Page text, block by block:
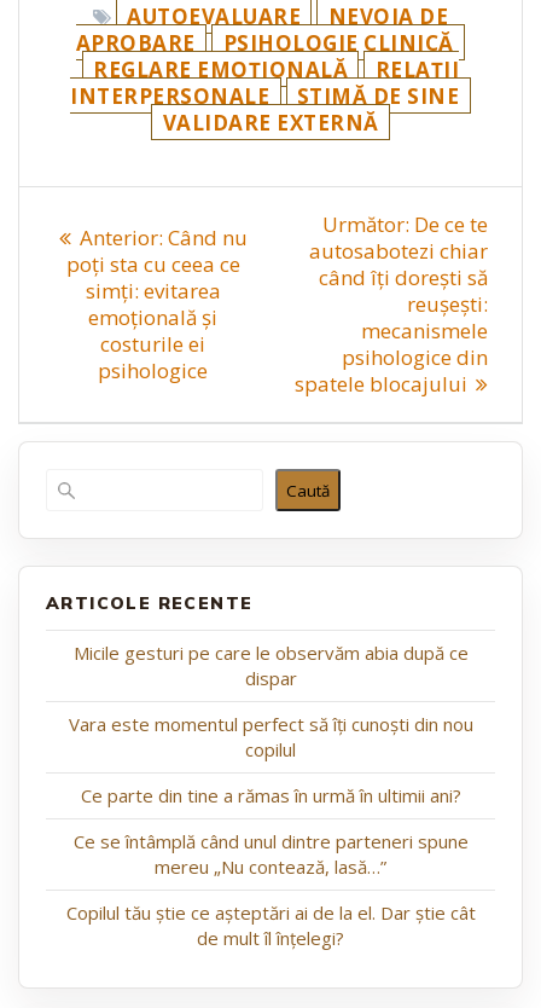
AUTOEVALUARE
NEVOIA DE
APROBARE
PSIHOLOGIE CLINICĂ
REGLARE EMOȚIONALĂ
RELAȚII
INTERPERSONALE
STIMĂ DE SINE
VALIDARE EXTERNĂ
în
articole
Anterior: Articolul
anterior:
Când nu
poți sta cu ceea ce
simți: evitarea
emoțională și
costurile ei
psihologice
Următor: Articolul
următor:
De ce te
autosabotezi chiar
când îți dorești să
reușești:
mecanismele
psihologice din
spatele blocajului
Caută
ARTICOLE RECENTE
Micile gesturi pe care le observăm abia după ce
dispar
Vara este momentul perfect să îți cunoști din nou
copilul
Ce parte din tine a rămas în urmă în ultimii ani?
Ce se întâmplă când unul dintre parteneri spune
mereu „Nu contează, lasă…”
Copilul tău știe ce așteptări ai de la el. Dar știe cât
de mult îl înțelegi?